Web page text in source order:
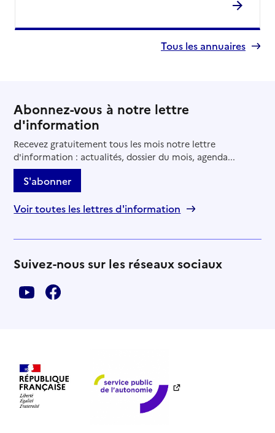
Tous les annuaires
Abonnez-vous à notre lettre
d'information
Recevez gratuitement tous les mois notre lettre
d'information : actualités, dossier du mois, agenda...
S'abonner
Voir toutes les lettres d'information
Suivez-nous sur les réseaux sociaux